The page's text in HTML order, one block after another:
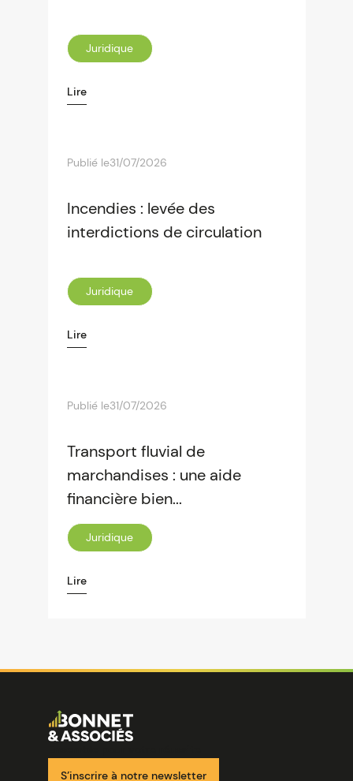
Juridique
Lire
Publié le31/07/2026
Incendies : levée des
interdictions de circulation
Juridique
Lire
Publié le31/07/2026
Transport fluvial de
marchandises : une aide
financière bien...
Juridique
Lire
Image
S’inscrire à notre newsletter